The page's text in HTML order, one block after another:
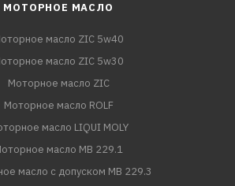
МОТОРНОЕ МАСЛО
масло ZIC 5w40
масло ZIC 5w30
Моторное масло ZIC
Моторное масло ROLF
масло LIQUI MOLY
масло MB 229.1
масло с допуском MB 229.3